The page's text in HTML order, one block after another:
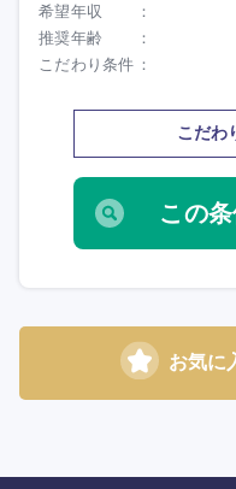
希望年収
推奨年齢
こだわり条件
こだわ
お気に
福岡県
大分県
鹿児島県